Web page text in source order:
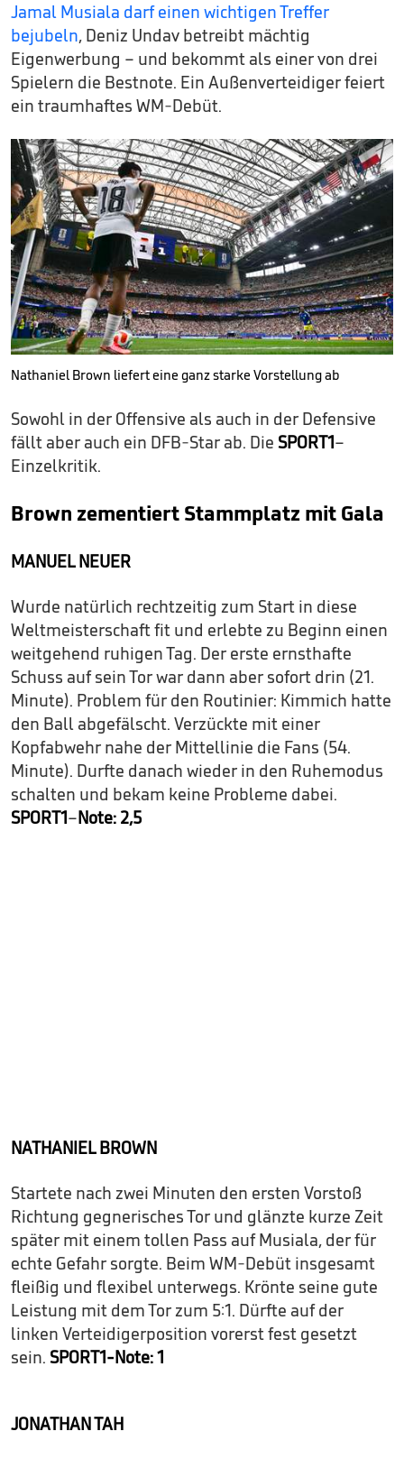
Jamal Musiala darf einen wichtigen Treffer
bejubeln, Deniz Undav betreibt mächtig
Eigenwerbung – und bekommt als einer von drei
Spielern die Bestnote. Ein Außenverteidiger feiert
ein traumhaftes WM-Debüt.
Nathaniel Brown liefert eine ganz starke Vorstellung ab
Sowohl in der Offensive als auch in der Defensive
fällt aber auch ein DFB-Star ab. Die SPORT1–
Einzelkritik.
Brown zementiert Stammplatz mit Gala
MANUEL NEUER
Wurde natürlich rechtzeitig zum Start in diese
Weltmeisterschaft fit und erlebte zu Beginn einen
weitgehend ruhigen Tag. Der erste ernsthafte
Schuss auf sein Tor war dann aber sofort drin (21.
Minute). Problem für den Routinier: Kimmich hatte
den Ball abgefälscht. Verzückte mit einer
Kopfabwehr nahe der Mittellinie die Fans (54.
Minute). Durfte danach wieder in den Ruhemodus
schalten und bekam keine Probleme dabei.
SPORT1–Note: 2,5
NATHANIEL BROWN
Startete nach zwei Minuten den ersten Vorstoß
Richtung gegnerisches Tor und glänzte kurze Zeit
später mit einem tollen Pass auf Musiala, der für
echte Gefahr sorgte. Beim WM-Debüt insgesamt
fleißig und flexibel unterwegs. Krönte seine gute
Leistung mit dem Tor zum 5:1. Dürfte auf der
linken Verteidigerposition vorerst fest gesetzt
sein. SPORT1-Note: 1
JONATHAN TAH